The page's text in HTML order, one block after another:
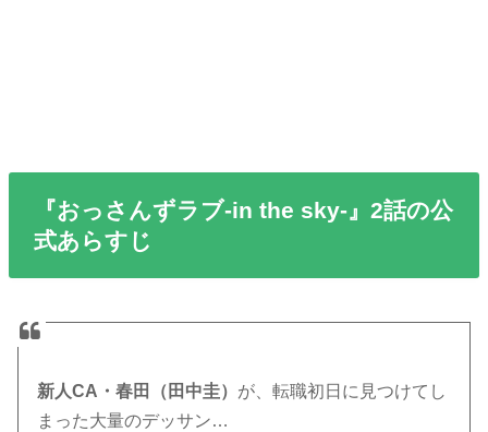
『おっさんずラブ-in the sky-』2話の公
式あらすじ
新人CA・春田（田中圭） が、転職初日に見つけてし
まった大量のデッサン…